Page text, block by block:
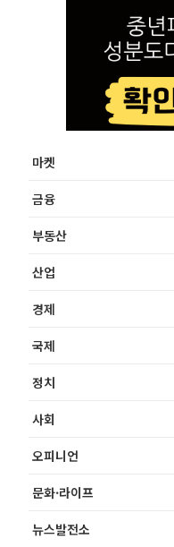
마켓
금융
부동산
산업
경제
국제
정치
사회
오피니언
문화·라이프
뉴스발전소